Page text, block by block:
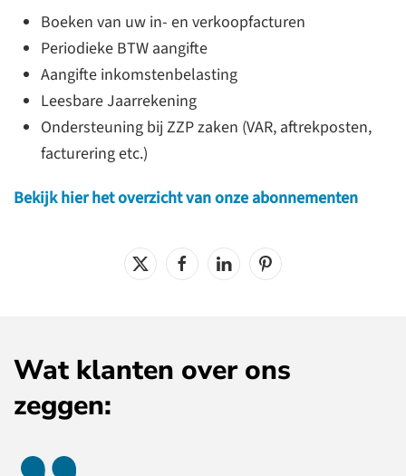
Boeken van uw in- en verkoopfacturen
Periodieke BTW aangifte
Aangifte inkomstenbelasting
Leesbare Jaarrekening
Ondersteuning bij ZZP zaken (VAR, aftrekposten,
facturering etc.)
Bekijk hier het overzicht van onze abonnementen
Wat klanten over ons
zeggen: